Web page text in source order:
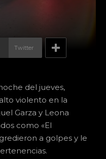
Twitter
del jueves,
violento en la
Garza y Leona
como «El
a golpes y le